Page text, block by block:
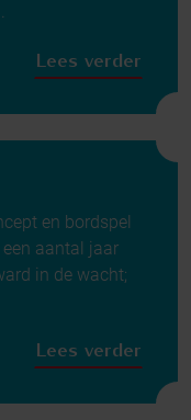
Lees verder
en bordspel
aantal jaar
in de wacht;
Lees verder